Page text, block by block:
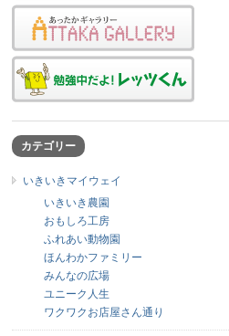
カテゴリー
いきいきマイウェイ
いきいき農園
おもしろ工房
ふれあい動物園
ほんわかファミリー
みんなの広場
ユニーク人生
ワクワクお店屋さん通り